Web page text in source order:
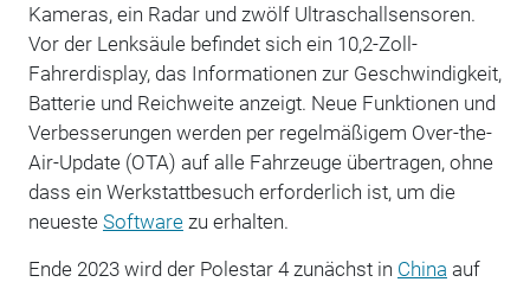
Kameras, ein Radar und zwölf Ultraschallsensoren.
Vor der Lenksäule befindet sich ein 10,2-Zoll-
Fahrerdisplay, das Informationen zur Geschwindigkeit,
Batterie und Reichweite anzeigt. Neue Funktionen und
Verbesserungen werden per regelmäßigem Over-the-
Air-Update (OTA) auf alle Fahrzeuge übertragen, ohne
dass ein Werkstattbesuch erforderlich ist, um die
neueste Softwarezu erhalten.
Ende 2023 wird der Polestar 4 zunächst in China auf